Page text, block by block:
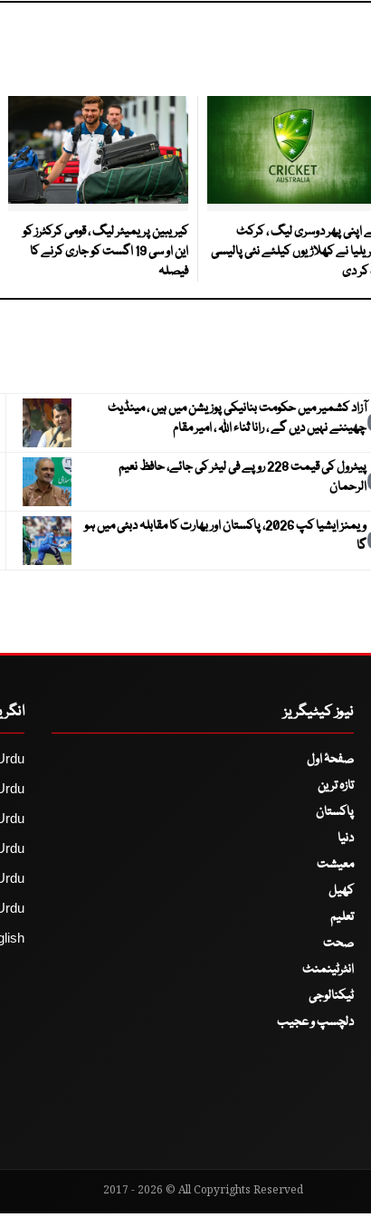
اپنی پھر دوسری لیگ ، کرکٹ
نے کھلاڑیوں کیلئے نئی پالیسی
کر دی
کیریبین پریمیئر لیگ ، قومی کرکٹرز کو
این او سی 19 اگست کو جاری کرنے کا
فیصلہ
آزاد کشمیر میں حکومت بنانیکی پوزیشن میں ہیں ، مینڈیٹ
چھیننے نہیں دیں گے ، رانا ثناء اللہ ، امیر مقام
پیٹرول کی قیمت 228 روپے فی لیٹر کی جائے، حافظ نعیم
الرحمان
ویمنز ایشیا کپ 2026، پاکستان اور بھارت کا مقابلہ دبئی میں ہو
گا
نیوز کیٹیگریز
صفحۂ اول
تازہ ترین
پاکستان
دنیا
معیشت
کھیل
تعلیم
صحت
انٹرٹینمنٹ
ٹیکنالوجی
دلچسپ و عجیب
2017 - 2026 © All Copyrights Reserved